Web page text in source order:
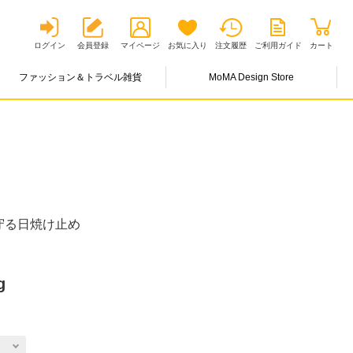
ログイン 会員登録 マイページ お気に入り 注文履歴 ご利用ガイド カート
ファッション＆トラベル雑貨 MoMA Design Store
る日焼け止め